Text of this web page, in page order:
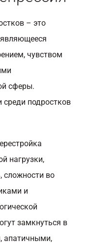
– это
чувством
сферы.
среди подростков
нагрузки,
сложности во
и
замкнуться в
апатичными,